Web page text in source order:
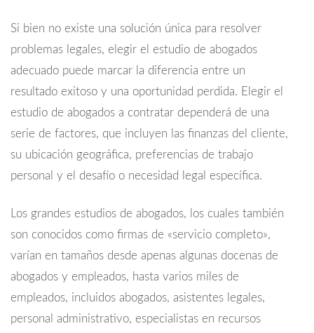
Si bien no existe una solución única para resolver
problemas legales, elegir el estudio de abogados
adecuado puede marcar la diferencia entre un
resultado exitoso y una oportunidad perdida. Elegir el
estudio de abogados a contratar dependerá de una
serie de factores, que incluyen las finanzas del cliente,
su ubicación geográfica, preferencias de trabajo
personal y el desafío o necesidad legal específica.
Los grandes estudios de abogados, los cuales también
son conocidos como firmas de «servicio completo»,
varían en tamaños desde apenas algunas docenas de
abogados y empleados, hasta varios miles de
empleados, incluidos abogados, asistentes legales,
personal administrativo, especialistas en recursos